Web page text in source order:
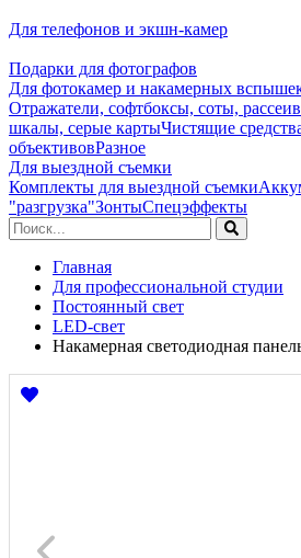
Для телефонов и экшн-камер
Подарки для фотографов
Для фотокамер и накамерных
Отражатели, софтбоксы, соты,
шкалы, серые картыЧистящие
объективовРазное
Для выездной съемки
Комплекты для выездной съемки
"разгрузка"ЗонтыСпецэффекты
Главная
Для профессиональной студии
Постоянный свет
LED-свет
Накамерная светодиодная